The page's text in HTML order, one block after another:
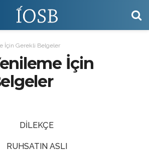
İçin Gerekli Belgeler
İçin
DİLEKÇE
RUHSATIN ASLI